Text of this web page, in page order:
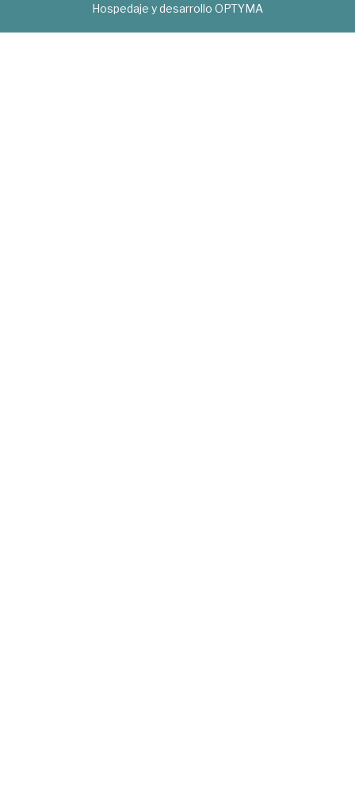
Hospedaje y desarrollo OPTYMA